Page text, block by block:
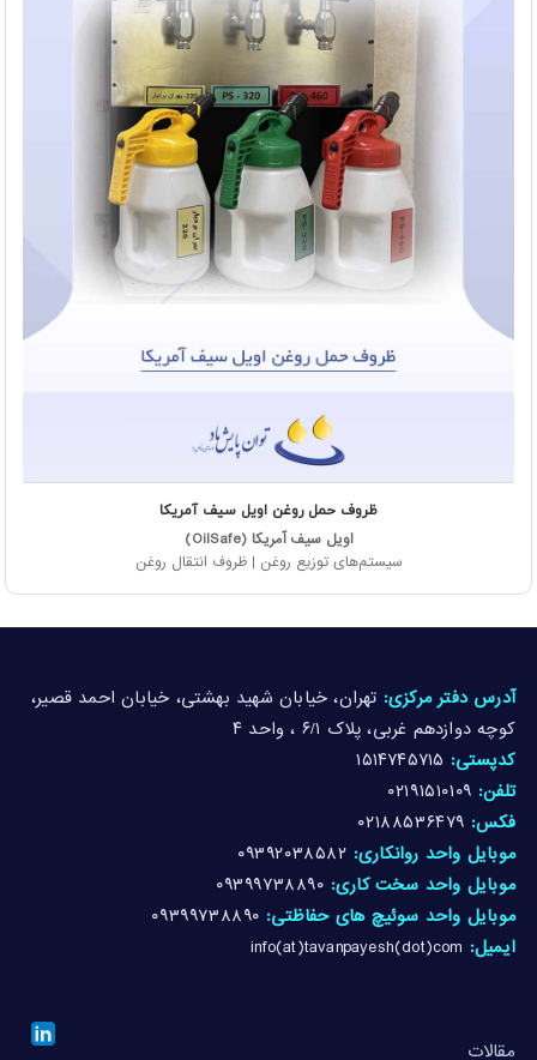
ظروف حمل روغن اویل سیف آمریکا
اویل سیف آمریکا (OilSafe)
سیستم‌های توزیع روغن | ظروف انتقال روغن
آدرس دفتر مرکزی: تهران، خیابان شهید بهشتی، خیابان احمد قصیر،
کوچه دوازدهم غربی، پلاک ۶/۱ ، واحد ۴
کدپستی: ۱۵۱۴۷۴۵۷۱۵
تلفن: ۰۲۱۹۱۵۱۰۱۰۹
فکس: ۰۲۱۸۸۵۳۶۴۷۹
موبایل واحد روانکاری: ۰۹۳۹۲۰۳۸۵۸۲
موبایل واحد سخت کاری: ۰۹۳۹۹۷۳۸۸۹۰
موبایل واحد سوئیچ های حفاظتی: ۰۹۳۹۹۷۳۸۸۹۰
ایمیل: info(at)tavanpayesh(dot)com